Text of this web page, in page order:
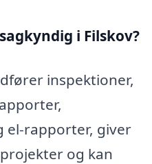
i Filskov?
inspektioner,
rapporter, giver
og kan